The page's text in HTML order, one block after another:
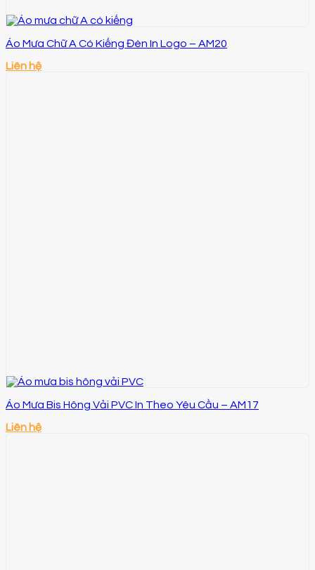
Áo Mưa Chữ A Có Kiếng Đèn In Logo – AM20
Liên hệ
Áo Mưa Bis Hông Vải PVC In Theo Yêu Cầu – AM17
Liên hệ